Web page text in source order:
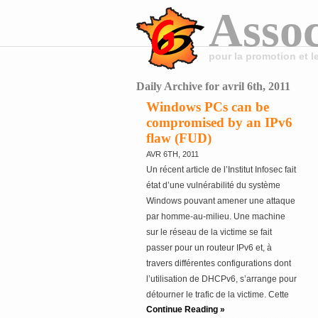
pour la promotion et
Daily Archive for avril 6th, 2011
Windows PCs can be
compromised by an IPv6
flaw (FUD)
AVR 6TH, 2011
Un récent article de l’Institut Infosec fait
état d’une vulnérabilité du système
Windows pouvant amener une attaque
par homme-au-milieu. Une machine
sur le réseau de la victime se fait
passer pour un routeur IPv6 et, à
travers différentes configurations dont
l’utilisation de DHCPv6, s’arrange pour
détourner le trafic de la victime. Cette
attaque n’est pas en fait due à une
Continue Reading »